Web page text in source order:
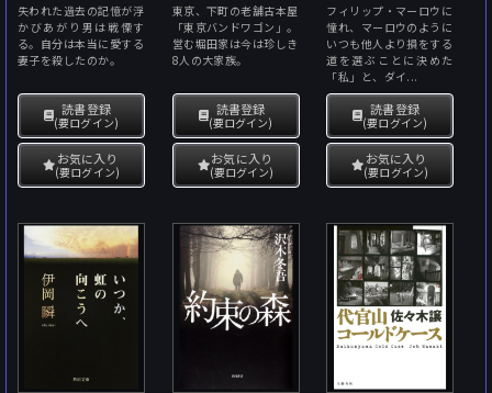
失われた過去の記憶が浮
かびあがり男は戦慄す
る。自分は本当に愛する
妻子を殺したのか。
読書登録
(要ログイン)
お気に入り
(要ログイン)
東京、下町の老舗古本屋
「東京バンドワゴン」。
営む堀田家は今は珍しき
8人の大家族。
読書登録
(要ログイン)
お気に入り
(要ログイン)
フィリップ・マーロウに
憧れ、マーロウのように
いつも他人より損をする
道を選ぶことに決めた
「私」と、ダイ...
読書登録
(要ログイン)
お気に入り
(要ログイン)